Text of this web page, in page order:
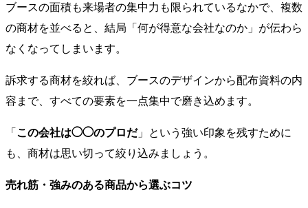
ブースの面積も来場者の集中力も限られているなかで、複数
の商材を並べると、結局「何が得意な会社なのか」が伝わら
なくなってしまいます。
訴求する商材を絞れば、ブースのデザインから配布資料の内
容まで、すべての要素を一点集中で磨き込めます。
「 この会社は◯◯のプロだ」という強い印象を残すために
も、商材は思い切って絞り込みましょう。
売れ筋・強みのある商品から選ぶコツ